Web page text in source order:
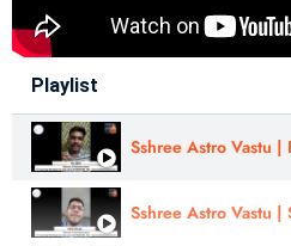
Playlist